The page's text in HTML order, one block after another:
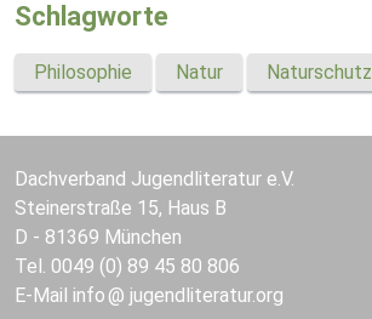
Schlagworte
Philosophie Natur Naturschutz
Dachverband Jugendliteratur e.V.
Steinerstraße 15, Haus B
D - 81369 München
Tel. 0049 (0) 89 45 80 806
E-Mail info jugendliteratur.org